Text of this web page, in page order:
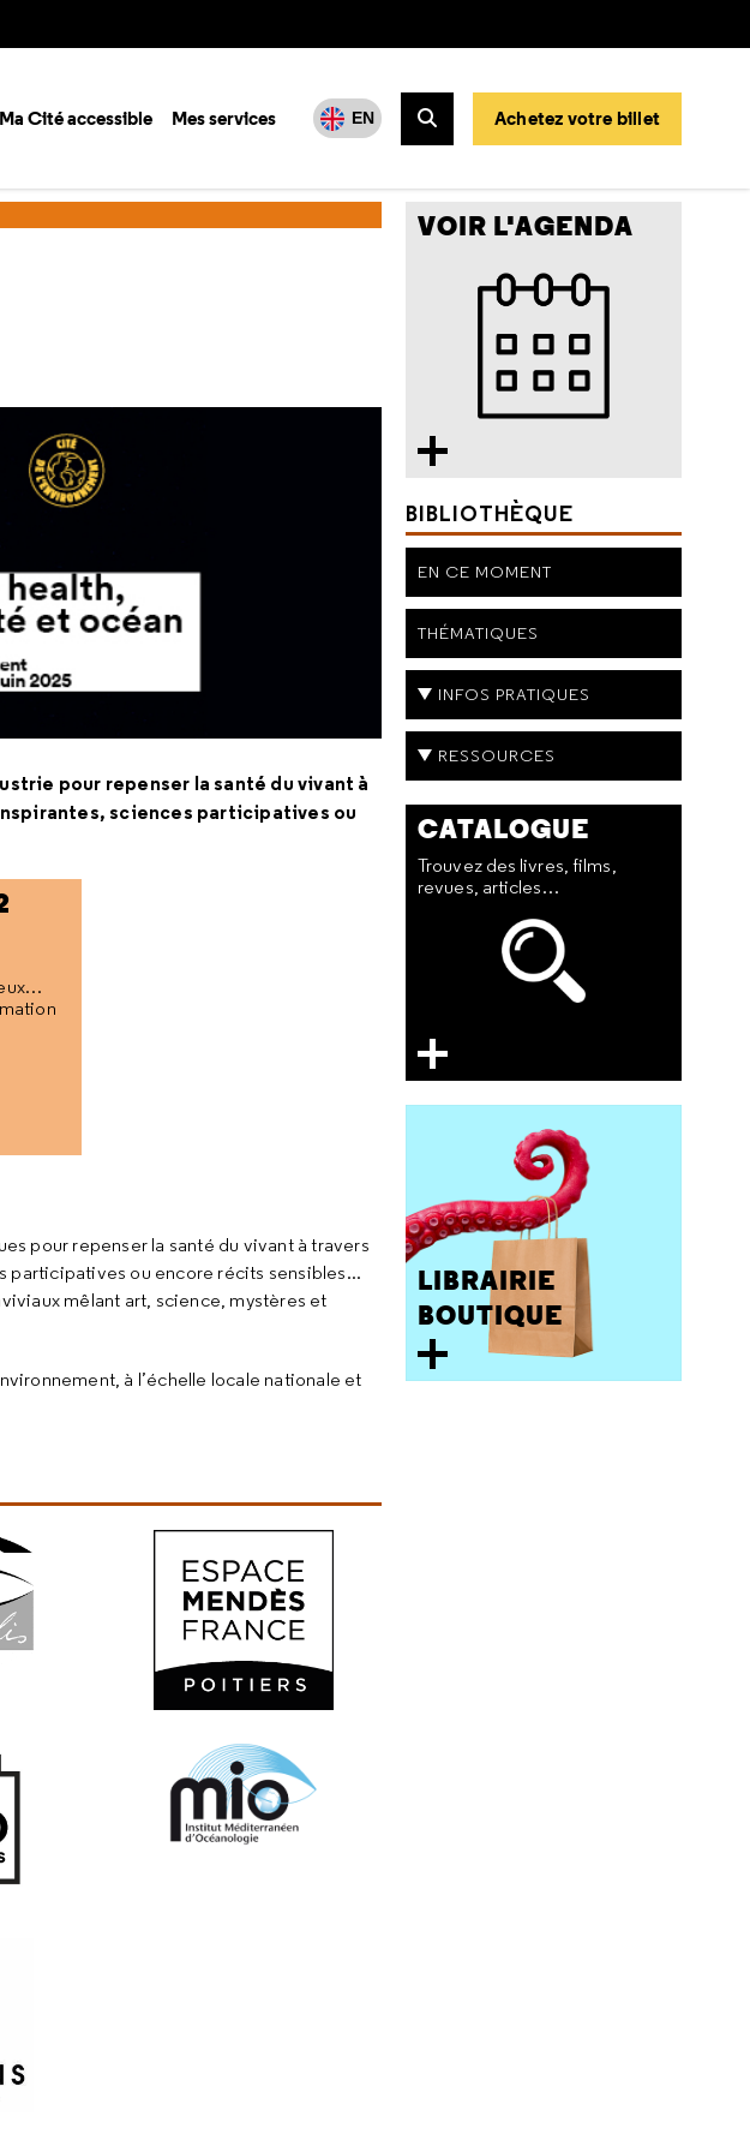
Ma Cité accessible Mes services EN
Rechercher
Achetez votre billet
pour repenser la santé du vivant à
sciences participatives ou
pour repenser la santé du vivant à travers
participatives ou encore récits sensibles...
mêlant art, science, mystères et
à l’échelle locale nationale et
VOIR L'AGENDA
BIBLIOTHÈQUE
EN CE MOMENT
THÉMATIQUES
INFOS PRATIQUES
RESSOURCES
CATALOGUE
Trouvez des livres, films,
revues, articles…
LIBRAIRIE
BOUTIQUE